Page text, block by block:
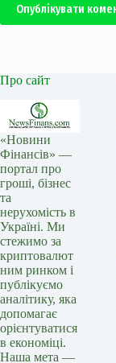
Опублікувати
Про сайт
«Новини
Фінансів» —
портал про
гроші, бізнес
та
нерухомість в
Україні. Ми
стежимо за
криптовалют
ним ринком і
публікуємо
аналітику, яка
допомагає
орієнтуватися
в економіці.
Наша мета —